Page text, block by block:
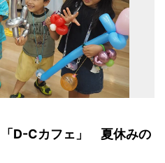
「D-Cカフェ」 夏休みの